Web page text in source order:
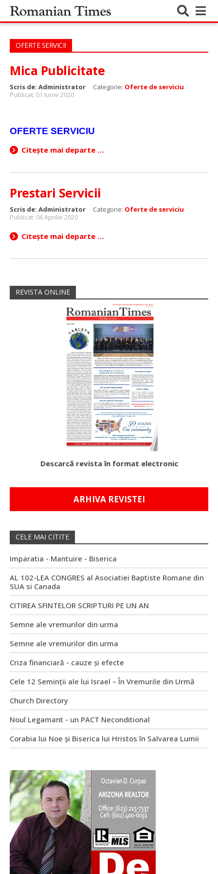
OFERTE SERVICII
Mica Publicitate
Scris de: Administrator Categorie: Oferte de serviciu
Publicat: 01 Iunie 2020
OFERTE SERVICIU
Citește mai departe …
Prestari Servicii
Scris de: Administrator Categorie: Oferte de serviciu
Publicat: 06 Aprilie 2020
Citește mai departe …
REVISTA ONLINE
Descarcă revista în format electronic
ARHIVA REVISTEI
CELE MAI CITITE
Imparatia - Mantuire - Biserica
AL 102-LEA CONGRES al Asociatiei Baptiste Romane din
SUA si Canada
CITIREA SFINTELOR SCRIPTURI PE UN AN
Semne ale vremurilor din urma
Semne ale vremurilor din urma
Criza financiară - cauze și efecte
Cele 12 Seminții ale lui Israel – În Vremurile din Urmă
Church Directory
Noul Legamant - un PACT Neconditional
Corabia lui Noe și Biserica lui Hristos în Salvarea Lumii